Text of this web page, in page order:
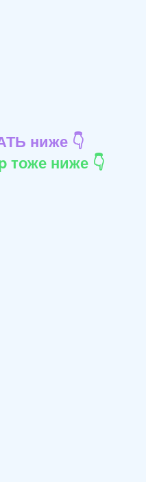
ниже 👇
тоже ниже 👇